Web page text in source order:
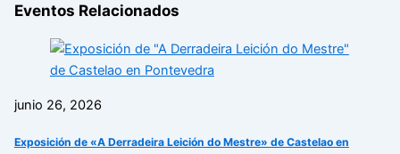
Eventos Relacionados
junio 26, 2026
Exposición de «A Derradeira Leición do Mestre» de Castelao en